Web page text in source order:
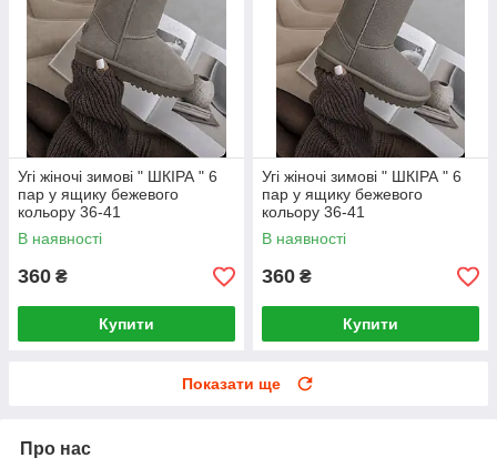
Угі жіночі зимові " ШКІРА " 6
пар у ящику бежевого
кольору 36-41
В наявності
360 ₴
Купити
Угі жіночі зимові " ШКІРА " 6
пар у ящику бежевого
кольору 36-41
В наявності
360 ₴
Купити
Показати ще
Про нас